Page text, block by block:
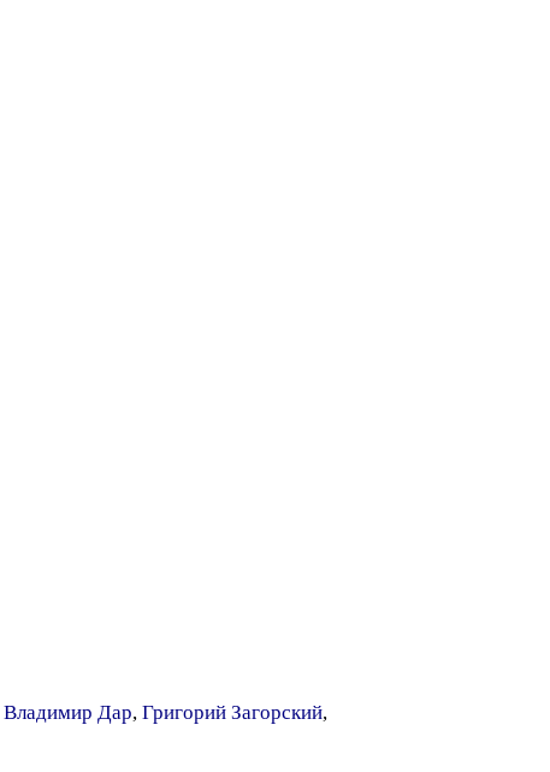
Владимир Дар, Григорий Загорский,